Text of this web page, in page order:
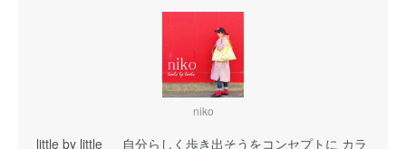
niko
little by little 自分らしく歩き出そうをコンセプトに カラ